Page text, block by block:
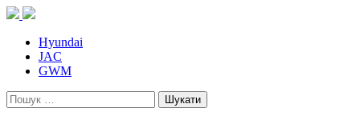
Skip
contentHyundai
JAC
GWM
Пошук: